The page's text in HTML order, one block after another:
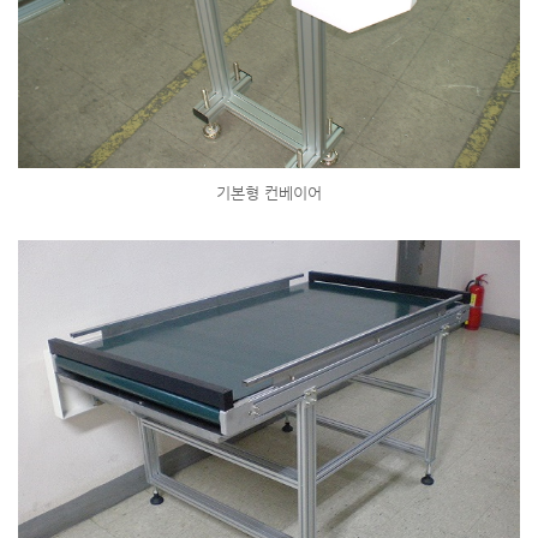
기본형 컨베이어